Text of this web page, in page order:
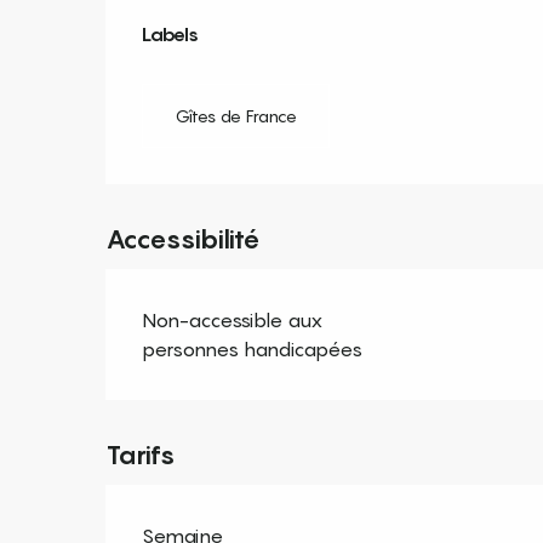
Labels
Labels
Gîtes de France
Accessibilité
Non-accessible aux
personnes handicapées
Tarifs
Semaine